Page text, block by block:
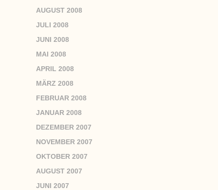
AUGUST 2008
JULI 2008
JUNI 2008
MAI 2008
APRIL 2008
MÄRZ 2008
FEBRUAR 2008
JANUAR 2008
DEZEMBER 2007
NOVEMBER 2007
OKTOBER 2007
AUGUST 2007
JUNI 2007